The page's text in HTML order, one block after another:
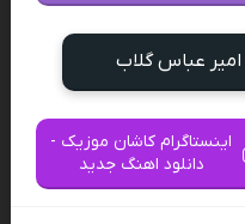
عباس گلاب
اینستاگرام کاشان موزیک -
دانلود اهنگ جدید